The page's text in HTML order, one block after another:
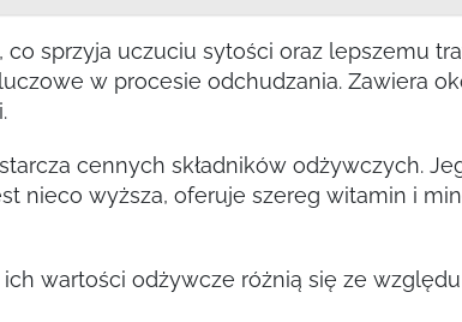
sprzyja uczuciu sytości oraz lepszemu
w procesie odchudzania. Zawiera
cennych składników odżywczych.
nieco wyższa, oferuje szereg witamin i
wartości odżywcze różnią się ze